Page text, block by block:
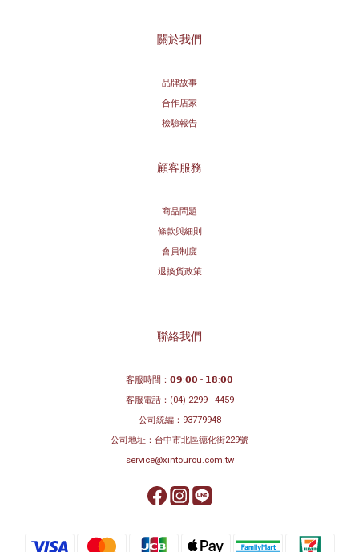
關於我們
品牌故事
合作店家
檢驗報告
顧客服務
商品問題
條款與細則
會員制度
退換貨政策
聯絡我們
客服時間：𝟬𝟵:𝟬𝟬 - 𝟭𝟴:𝟬𝟬
客服電話： (04) 2299 - 4459
公司統編：93779948
公司地址： 台中市北區德化街229號
service@xintourou.com.tw